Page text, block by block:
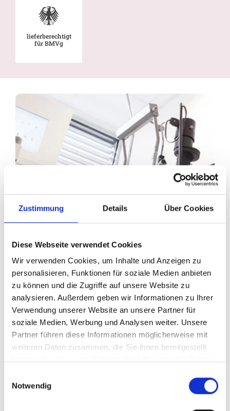
Zustimmung Details Über Cookies
Diese Webseite verwendet Cookies
Wir verwenden Cookies, um Inhalte und Anzeigen zu
personalisieren, Funktionen für soziale Medien anbieten
zu können und die Zugriffe auf unsere Website zu
analysieren. Außerdem geben wir Informationen zu Ihrer
Verwendung unserer Website an unsere Partner für
soziale Medien, Werbung und Analysen weiter. Unsere
Partner führen diese Informationen möglicherweise mit
weiteren Daten zusammen, die Sie ihnen bereitgestellt
Notwendig
lieferberechtigt
für BMVg
Ihr Partner für optimales
Sehen in Meerbusch
Als erster Ansprechpartner für das gute Sehen sind wir
als Augenoptiker in Meerbusch mehr als „nur“
diejenigen, die sich um die jeweilige optisch,
individuellen Wünsche und Bedürfnisse angepasste